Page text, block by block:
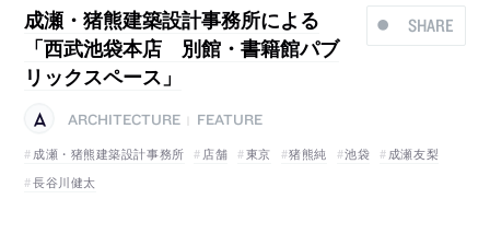
SHARE
成瀬・猪熊建築設計事務所による
「西武池袋本店 別館・書籍館パブ
リックスペース」
ARCHITECTURE
FEATURE
成瀬・猪熊建築設計事務所
店舗 東京 猪熊純 池袋
成瀬友梨
長谷川健太